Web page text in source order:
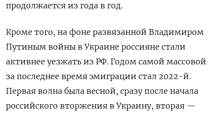
продолжается из года в год.
Кроме того, на фоне развязанной Владимиром
Путиным войны в Украине россияне стали
активнее уезжать из РФ. Годом самой массовой
за последнее время эмиграции стал 2022-й.
Первая волна была весной, сразу после начала
российского вторжения в Украину, вторая —